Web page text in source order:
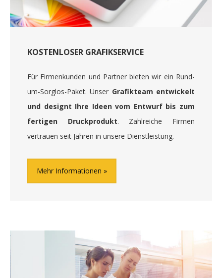
KOSTENLOSER GRAFIKSERVICE
Für Firmenkunden und Partner bieten wir ein Rund-
um-Sorglos-Paket. Unser Grafikteam entwickelt
und designt Ihre Ideen vom Entwurf bis zum
fertigen Druckprodukt. Zahlreiche Firmen
vertrauen seit Jahren in unsere Dienstleistung.
Mehr Informationen